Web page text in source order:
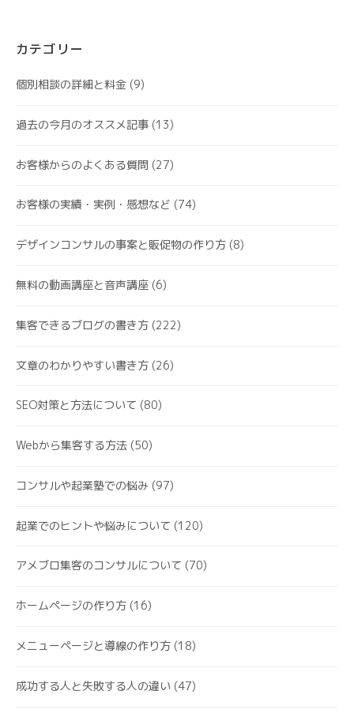
カテゴリー
個別相談の詳細と料金 (9)
過去の今月のオススメ記事 (13)
お客様からのよくある質問 (27)
お客様の実績・実例・感想など (74)
デザインコンサルの事案と販促物の作り方 (8)
無料の動画講座と音声講座 (6)
集客できるブログの書き方 (222)
文章のわかりやすい書き方 (26)
SEO対策と方法について (80)
Webから集客する方法 (50)
コンサルや起業塾での悩み (97)
起業でのヒントや悩みについて (120)
アメブロ集客のコンサルについて (70)
ホームページの作り方 (16)
メニューページと導線の作り方 (18)
成功する人と失敗する人の違い (47)